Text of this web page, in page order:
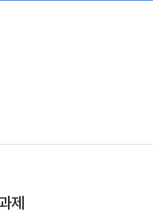
정에 대한 민간 실무표준 작성
유연성을 결합한 디지털자산
그래밍 가능성, 블록체인의 조
제